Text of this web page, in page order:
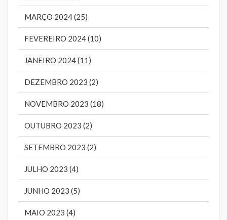
MARÇO 2024 (25)
FEVEREIRO 2024 (10)
JANEIRO 2024 (11)
DEZEMBRO 2023 (2)
NOVEMBRO 2023 (18)
OUTUBRO 2023 (2)
SETEMBRO 2023 (2)
JULHO 2023 (4)
JUNHO 2023 (5)
MAIO 2023 (4)